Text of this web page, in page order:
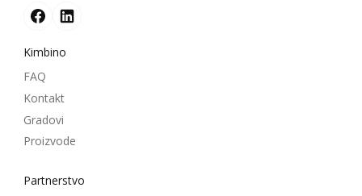
Kimbino
FAQ
Kontakt
Gradovi
Proizvode
Partnerstvo